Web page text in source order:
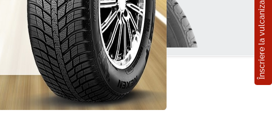
Înscriere la vulcanizare